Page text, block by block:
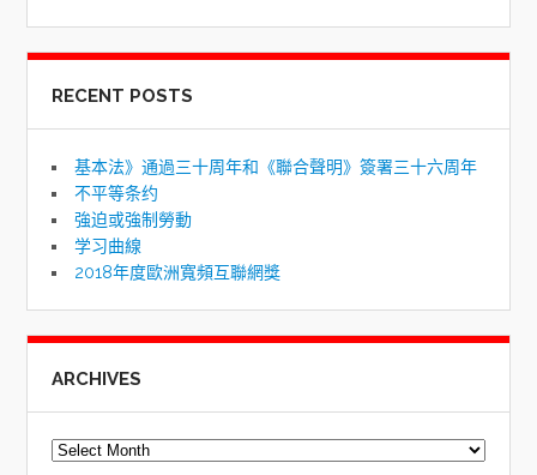
RECENT POSTS
基本法》通過三十周年和《聯合聲明》簽署三十六周年
不平等条约
強迫或強制勞動
学习曲線
2018年度歐洲寬頻互聯網獎
ARCHIVES
Archives